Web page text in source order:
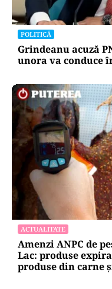
POLITICĂ
Grindeanu acuză
unora va conduce
ACTUALITATE
Amenzi ANPC de
Lac: produse
produse din carne